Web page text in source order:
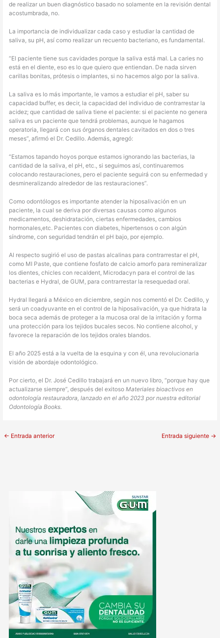
de realizar un buen diagnóstico basado no solamente en la revisión dental
acostumbrada, no.
La importancia de individualizar cada caso y estudiar la cantidad de
saliva, su pH, así como realizar un recuento bacteriano, es fundamental.
“El paciente tiene sus cavidades porque la saliva está mal. La caries no
está en el diente, eso es lo que quiero que entiendan. De nada sirven
carillas bonitas, prótesis o implantes, si no hacemos algo por la saliva.
La saliva es lo más importante, le vamos a estudiar el pH, saber su
capacidad buffer, es decir, la capacidad del individuo de contrarrestar la
acidez; que cantidad de saliva tiene el paciente: si el paciente no genera
saliva es un paciente que tendrá problemas, aunque le hagamos
operatoria, llegará con sus órganos dentales cavitados en dos o tres
meses”, afirmó el Dr. Cedillo. Además, agregó:
“Estamos tapando hoyos porque estamos ignorando las bacterias, la
cantidad de la saliva, el pH, etc., si seguimos así, continuaremos
colocando restauraciones, pero el paciente seguirá con su enfermedad y
desmineralizando alrededor de las restauraciones”.
Como odontólogos es importante atender la hiposalivación en un
paciente, la cual se deriva por diversas causas como algunos
medicamentos, deshidratación, ciertas enfermedades, cambios
hormonales,etc. Pacientes con diabetes, hipertensos o con algún
síndrome, con seguridad tendrán el pH bajo, por ejemplo.
Al respecto sugirió el uso de pastas alcalinas para contrarrestar el pH,
como MI Paste, que contiene fosfato de calcio amorfo para remineralizar
los dientes, chicles con recaldent, Microdacyn para el control de las
bacterias e Hydral, de GUM, para contrarrestar la resequedad oral.
Hydral llegará a México en diciembre, según nos comentó el Dr. Cedillo, y
será un coadyuvante en el control de la hiposalivación, ya que hidrata la
boca seca además de proteger a la mucosa oral de la irritación y forma
una protección para los tejidos bucales secos. No contiene alcohol, y
favorece la reparación de los tejidos orales blandos.
El año 2025 está a la vuelta de la esquina y con él, una revolucionaria
visión de abordaje odontológico.
Por cierto, el Dr. José Cedillo trabajará en un nuevo libro, “porque hay que
actualizarse siempre”, después del exitosoMateriales bioactivos en
odontología restauradora, lanzado en el año 2023 por nuestra editorial
Odontología Books.
← Entrada anterior Entrada siguiente →